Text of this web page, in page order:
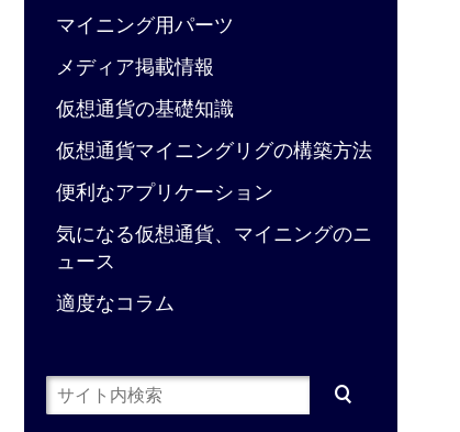
マイニング用パーツ
メディア掲載情報
仮想通貨の基礎知識
仮想通貨マイニングリグの構築方法
便利なアプリケーション
気になる仮想通貨、マイニングのニ
ュース
適度なコラム